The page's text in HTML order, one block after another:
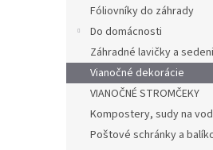
Fóliovníky do záhrady
Do domácnosti
Záhradné lavičky a
Vianočné dekorácie
VIANOČNÉ STROMČEKY
Kompostery, sudy na
Poštové schránky a